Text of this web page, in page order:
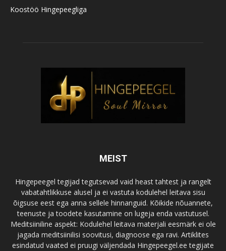
Koostöö Hingepeegliga
MEIST
Hingepeegel tegijad tegutsevad vaid heast tahtest ja rangelt
vabatahtlikkuse alusel ja ei vastuta kodulehel leitava sisu
õigsuse eest ega anna sellele hinnanguid. Kõikide nõuannete,
teenuste ja toodete kasutamine on lugeja enda vastutusel.
Meditsiiniline aspekt: Kodulehel leitava materjali eesmärk ei ole
jagada meditsiinilisi soovitusi, diagnoose ega ravi. Artiklites
esindatud vaated ei pruugi väljendada Hingepeegel.ee tegijate